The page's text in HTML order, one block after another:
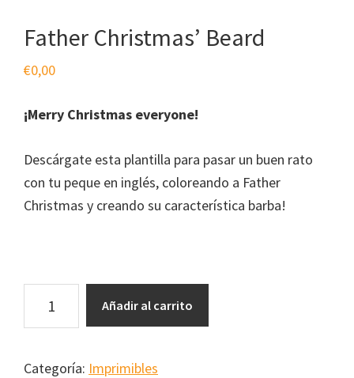
Father Christmas’ Beard
€0,00
¡Merry Christmas everyone!
Descárgate esta plantilla para pasar un buen rato
con tu peque en inglés, coloreando a Father
Christmas y creando su característica barba!
Christmas'
cantidad
Añadir al carrito
Categoría: Imprimibles